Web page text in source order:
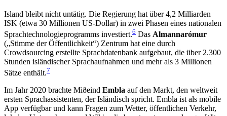
Island bleibt nicht untätig. Die Regierung hat über 4,2 Milliarden
ISK (etwa 30 Millionen US-Dollar) in zwei Phasen eines nationalen
Sprachtechnologieprogramms investiert.6 Das Almannarómur
(„Stimme der Öffentlichkeit“) Zentrum hat eine durch
Crowdsourcing erstellte Sprachdatenbank aufgebaut, die über 2.300
Stunden isländischer Sprachaufnahmen und mehr als 3 Millionen
Sätze enthält.7
Im Jahr 2020 brachte Miðeind Embla auf den Markt, den weltweit
ersten Sprachassistenten, der Isländisch spricht. Embla ist als mobile
App verfügbar und kann Fragen zum Wetter, öffentlichen Verkehr,